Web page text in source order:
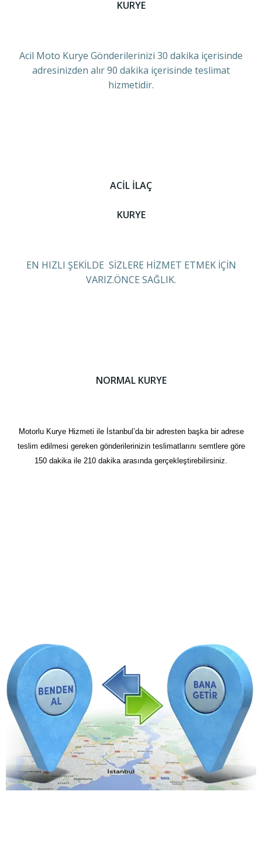
KURYE
Acil Moto Kurye Gönderilerinizi 30 dakika içerisinde
adresinizden alır 90 dakika içerisinde teslimat
hizmetidir.
ACİL İLAÇ
KURYE
EN HIZLI ŞEKİLDE SİZLERE HİZMET ETMEK İÇİN
VARIZ.ÖNCE SAĞLIK.
NORMAL KURYE
Motorlu Kurye Hizmeti ile İstanbul’da bir adresten başka bir adrese
teslim edilmesi gereken gönderilerinizin teslimatlarını semtlere göre
150 dakika ile 210 dakika arasında gerçekleştirebilirsiniz.